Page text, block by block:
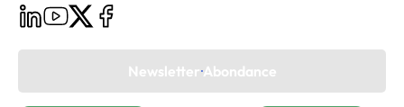
Newsletter Abondance